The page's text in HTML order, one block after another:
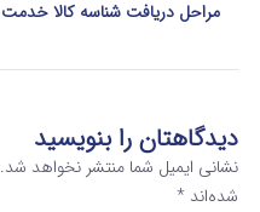
مراحل دریافت شناسه کالا خدمت
دیدگاهتان را بنویسید
نشانی ایمیل شما منتشر نخواهد شد.
شده‌اند *